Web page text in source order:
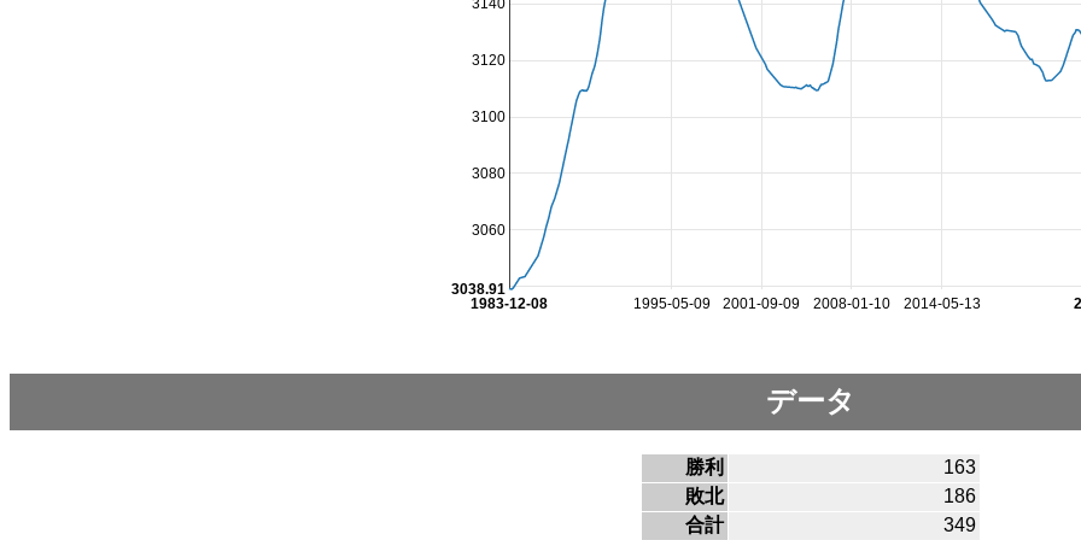
1995-05-09 2001-09-09 2008-01-10 2014-05-13
1983-12-08
3060
3080
3100
3120
3140
3038.91
データ
勝利
163
敗北
186
合計
349